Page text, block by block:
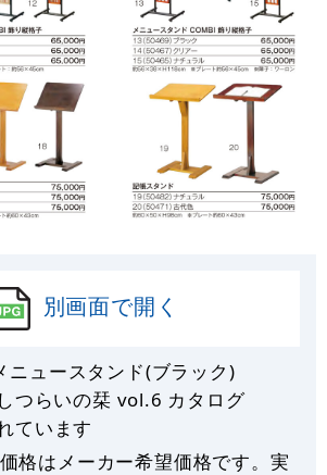
別画面で開く
ニュースタンド(ブラック)
つらいの栞 vol.6 カタログ
ています
格はメーカー希望価格です。実